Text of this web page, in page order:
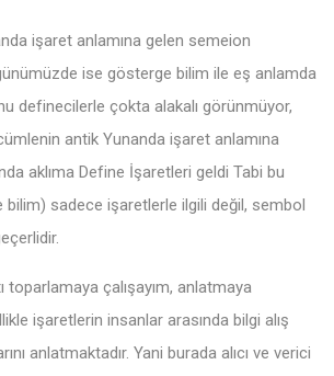
işaret anlamına gelen semeion
ise gösterge bilim ile eş anlamda
definecilerle çokta alakalı görünmüyor,
antik Yunanda işaret anlamına
aklıma Define İşaretleri geldi Tabi bu
sadece işaretlerle ilgili değil, sembol
toparlamaya çalışayım, anlatmaya
işaretlerin insanlar arasında bilgi alış
anlatmaktadır. Yani burada alıcı ve verici